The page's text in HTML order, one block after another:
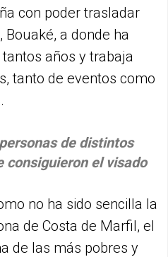
con poder trasladar
a donde ha
años y trabaja
tanto de eventos como
de distintos
consiguieron el visado
no ha sido sencilla la
de Costa de Marfil, el
de las más pobres y